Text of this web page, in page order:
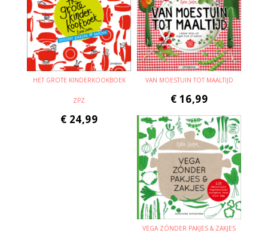
HET GROTE KINDERKOOKBOEK
ZPZ
€ 24,99
VAN MOESTUIN TOT MAALTIJD
€ 16,99
VEGA ZÓNDER PAKJES & ZAKJES